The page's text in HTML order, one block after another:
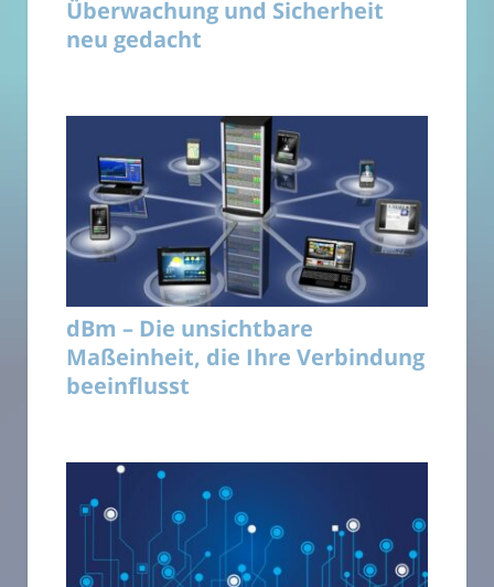
Überwachung und Sicherheit
neu gedacht
dBm – Die unsichtbare
Maßeinheit, die Ihre Verbindung
beeinflusst